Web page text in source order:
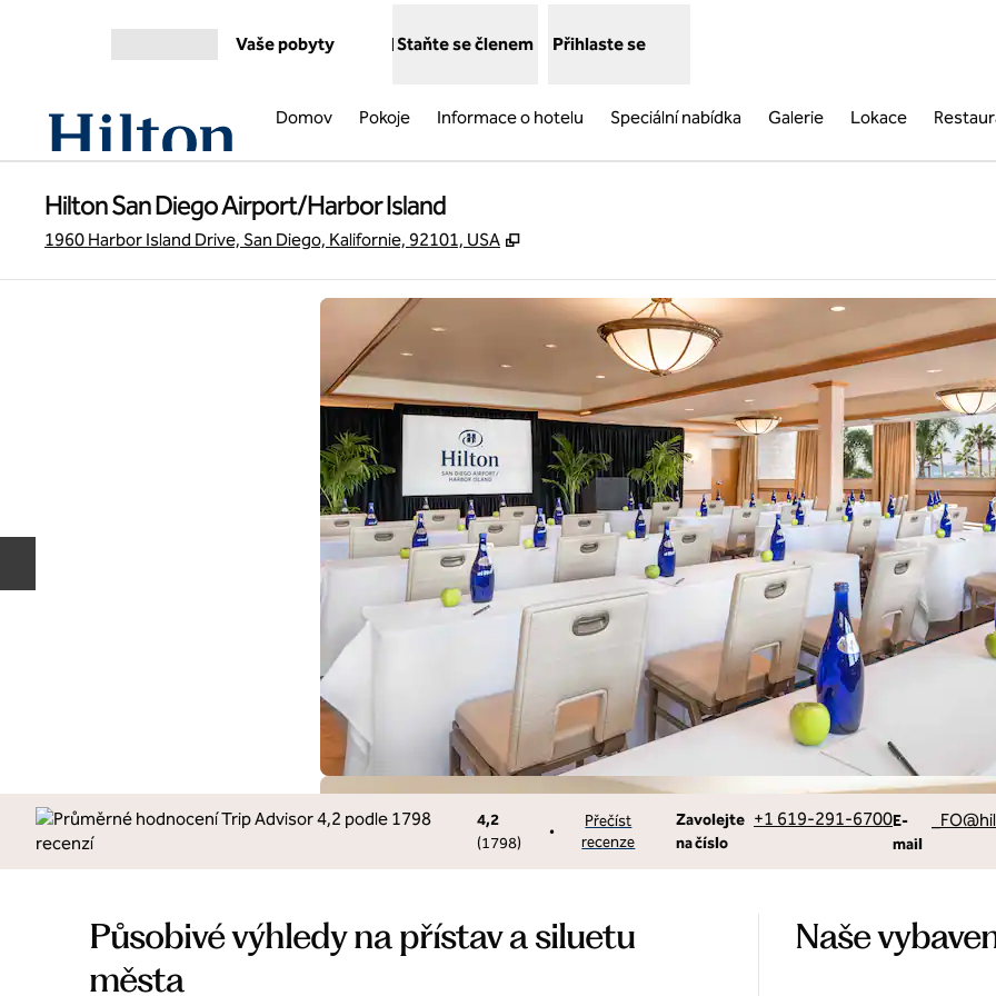
Vaše pobyty Staňte se členem Přihlaste se
Domov Pokoje Informace o hotelu Speciální nabídka Galerie Lokace
Hilton San Diego Airport/Harbor Island
1960 Harbor Island Drive, San Diego, Kalifornie, 92101, USA ,
4,2
(1798)
•
Přečíst
recenze
Zavolejte
na číslo
Volejte +1 619-291-6700E-
mail
E-mailSANAH
_FO
Působivé výhledy na přístav a siluetu
města
Naše